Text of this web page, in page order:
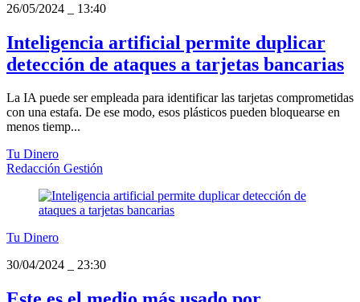
26/05/2024
13:40
Inteligencia artificial permite duplicar
detección de ataques a tarjetas bancarias
La IA puede ser empleada para identificar las tarjetas comprometidas
con una estafa. De ese modo, esos plásticos pueden bloquearse en
menos tiemp...
Tu Dinero
Redacción Gestión
Tu Dinero
30/04/2024
23:30